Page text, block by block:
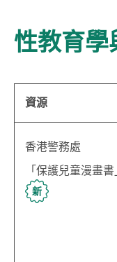
性教育
資源
香港警務處
「保護兒童漫畫書
新